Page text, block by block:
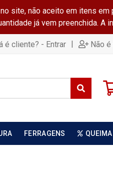
site, não aceito em itens
já vem preenchida. A
é cliente? - Entrar | Não
FERRAGENS